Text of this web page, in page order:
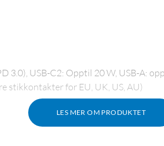
LES MER OM PRODUKTET
3.0), USB-C2: Opptil 20 W, USB-A:
stikkontakter for EU, UK, US, AU)